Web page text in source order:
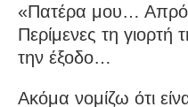
«Πατέρα μου…
Περίμενες τη γιορτή
την έξοδο…
Ακόμα νομίζω ότι